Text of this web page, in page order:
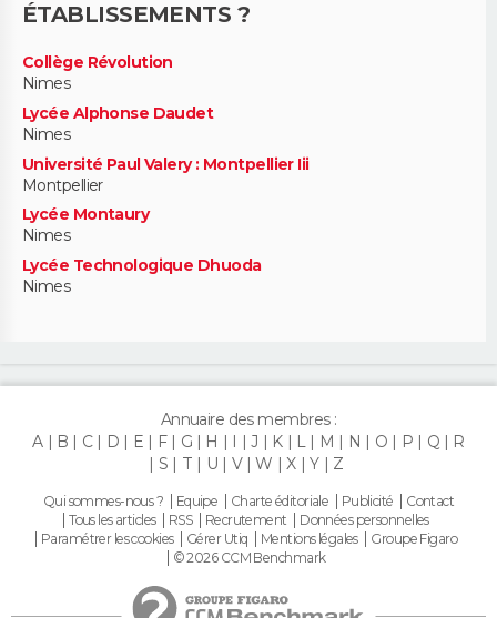
ÉTABLISSEMENTS ?
Collège Révolution
Nimes
Lycée Alphonse Daudet
Nimes
Université Paul Valery : Montpellier Iii
Montpellier
Lycée Montaury
Nimes
Lycée Technologique Dhuoda
Nimes
Annuaire des membres :
A
B C D E F G H I J K L M N O P Q
R
S
T U V W X Y Z
Qui sommes-nous ? Equipe Charte éditoriale Publicité
Contact
Tous les articles
RSS Recrutement
Données personnelles
Paramétrer les cookies
Gérer Utiq Mentions légales
Groupe Figaro
© 2026 CCM Benchmark